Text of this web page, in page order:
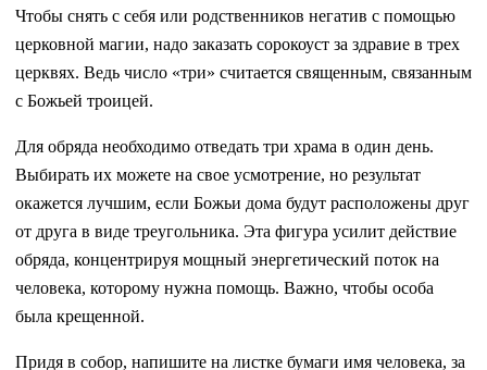
Чтобы снять с себя или родственников негатив с помощью
церковной магии, надо заказать сорокоуст за здравие в трех
церквях. Ведь число «три» считается священным, связанным
с Божьей троицей.
Для обряда необходимо отведать три храма в один день.
Выбирать их можете на свое усмотрение, но результат
окажется лучшим, если Божьи дома будут расположены друг
от друга в виде треугольника. Эта фигура усилит действие
обряда, концентрируя мощный энергетический поток на
человека, которому нужна помощь. Важно, чтобы особа
была крещенной.
Придя в собор, напишите на листке бумаги имя человека, за